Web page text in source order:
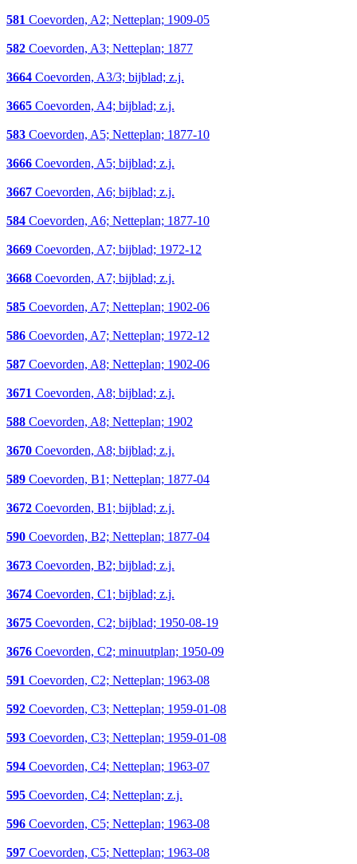
581 Coevorden, A2; Netteplan; 1909-05
582 Coevorden, A3; Netteplan; 1877
3664 Coevorden, A3/3; bijblad; z.j.
3665 Coevorden, A4; bijblad; z.j.
583 Coevorden, A5; Netteplan; 1877-10
3666 Coevorden, A5; bijblad; z.j.
3667 Coevorden, A6; bijblad; z.j.
584 Coevorden, A6; Netteplan; 1877-10
3669 Coevorden, A7; bijblad; 1972-12
3668 Coevorden, A7; bijblad; z.j.
585 Coevorden, A7; Netteplan; 1902-06
586 Coevorden, A7; Netteplan; 1972-12
587 Coevorden, A8; Netteplan; 1902-06
3671 Coevorden, A8; bijblad; z.j.
588 Coevorden, A8; Netteplan; 1902
3670 Coevorden, A8; bijblad; z.j.
589 Coevorden, B1; Netteplan; 1877-04
3672 Coevorden, B1; bijblad; z.j.
590 Coevorden, B2; Netteplan; 1877-04
3673 Coevorden, B2; bijblad; z.j.
3674 Coevorden, C1; bijblad; z.j.
3675 Coevorden, C2; bijblad; 1950-08-19
3676 Coevorden, C2; minuutplan; 1950-09
591 Coevorden, C2; Netteplan; 1963-08
592 Coevorden, C3; Netteplan; 1959-01-08
593 Coevorden, C3; Netteplan; 1959-01-08
594 Coevorden, C4; Netteplan; 1963-07
595 Coevorden, C4; Netteplan; z.j.
596 Coevorden, C5; Netteplan; 1963-08
597 Coevorden, C5; Netteplan; 1963-08